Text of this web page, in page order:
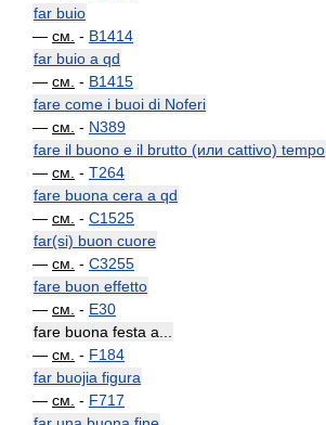
far buio
— см. - B1414
far buio a qd
— см. - B1415
fare come i buoi di Noferi
— см. - N389
fare il buono e il brutto (или cattivo) tempo
— см. - T264
fare buona cera a qd
— см. - C1525
far(si) buon cuore
— см. - C3255
fare buon effetto
— см. - E30
fare buona festa a...
— см. - F184
far buojia figura
— см. - F717